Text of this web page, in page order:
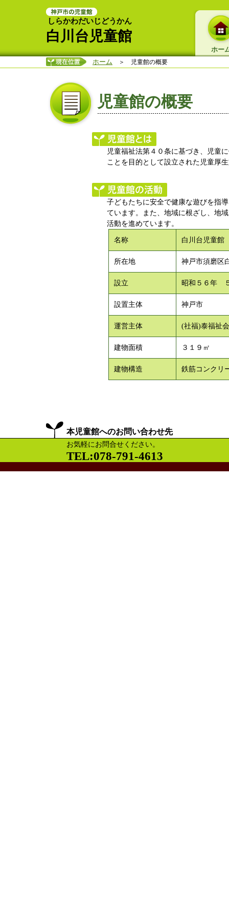
しらかわだいじどうかん
白川台児童館
ホー
ホーム ＞ 児童館の概要
児童館の概要
児童福祉法第４０条に基づき、児童
ことを目的として設立された児童厚
子どもたちに安全で健康な遊びを指
ています。また、地域に根ざし、地
活動を進めています。
名称
白川台児童館
所在地 神戸市須磨区
設立 昭和５６年
設置主体 神戸市
運営主体 (社福)泰福祉会
建物面積 ３１９㎡
建物構造 鉄筋コンクリ
本児童館へのお問い合わせ先
お気軽にお問合せください。
TEL:078-791-4613